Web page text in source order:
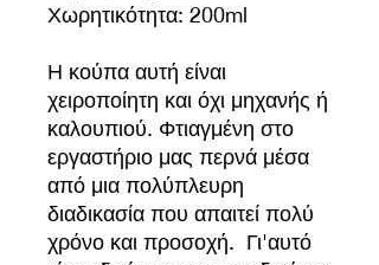
Χωρητικότητα: 200ml
Η κούπα αυτή είναι
χειροποίητη και όχι μηχανής ή
καλουπιού. Φτιαγμένη στο
εργαστήριο μας περνά μέσα
από μια πολύπλευρη
διαδικασία που απαιτεί πολύ
χρόνο και προσοχή. Γι'αυτό